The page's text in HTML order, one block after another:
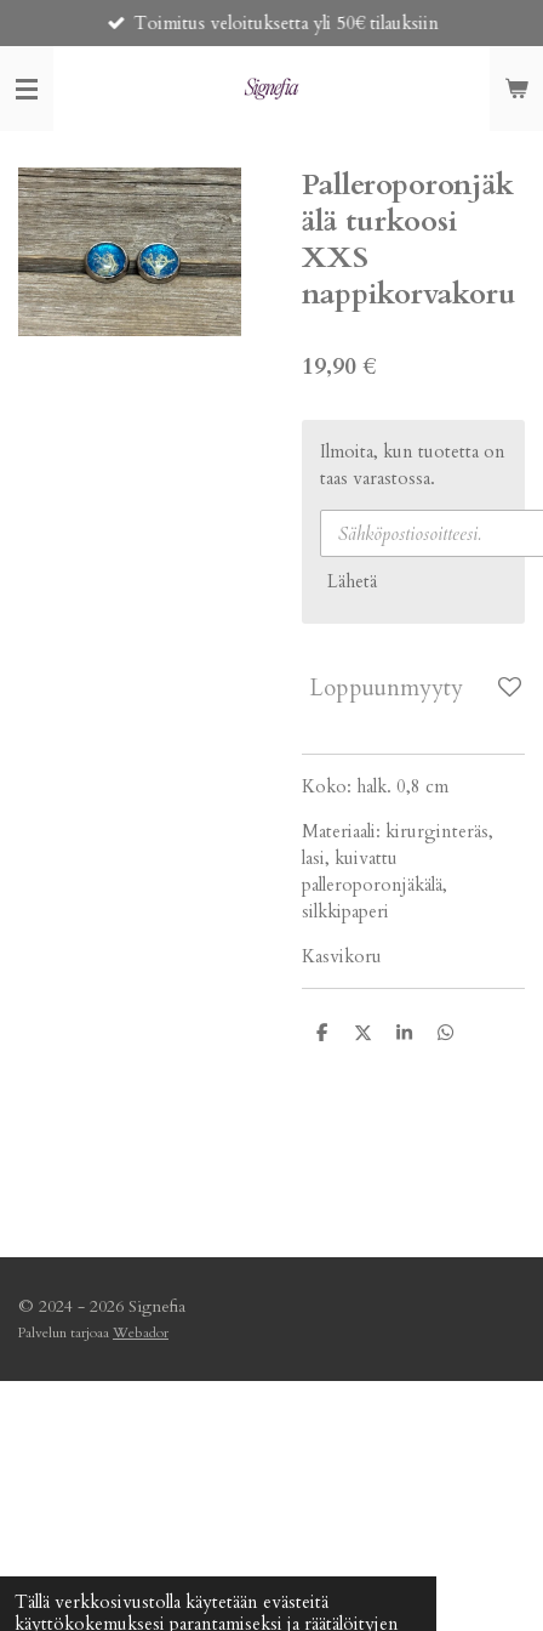
Tällä verkkosivustolla käytetään evästeitä
käyttökokemuksesi parantamiseksi ja räätälöityjen
pääsisältöön
Toimitus veloituksetta yli 50€ tilauksiin
Palleroporonjäk
älä turkoosi
XXS
nappikorvakoru
19,90 €
Ilmoita, kun tuotetta on
taas varastossa.
Lähetä
Loppuunmyyty
Koko: halk. 0,8 cm
Materiaali: kirurginteräs,
lasi, kuivattu
palleroporonjäkälä,
silkkipaperi
Kasvikoru
J
J
J
J
© 2024 - 2026 Signefia
Palvelun tarjoaaWebador